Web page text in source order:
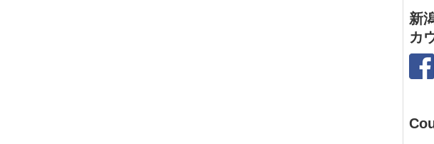
新
カ